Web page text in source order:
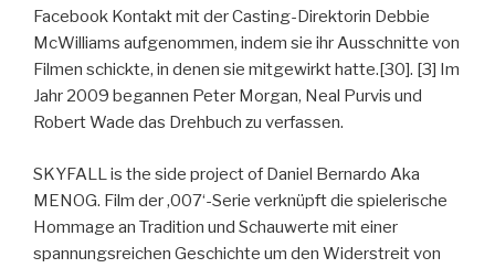
Facebook Kontakt mit der Casting-Direktorin Debbie
McWilliams aufgenommen, indem sie ihr Ausschnitte von
Filmen schickte, in denen sie mitgewirkt hatte.[30]. [3] Im
Jahr 2009 begannen Peter Morgan, Neal Purvis und
Robert Wade das Drehbuch zu verfassen.
SKYFALL is the side project of Daniel Bernardo Aka
MENOG. Film der ‚007‘-Serie verknüpft die spielerische
Hommage an Tradition und Schauwerte mit einer
spannungsreichen Geschichte um den Widerstreit von